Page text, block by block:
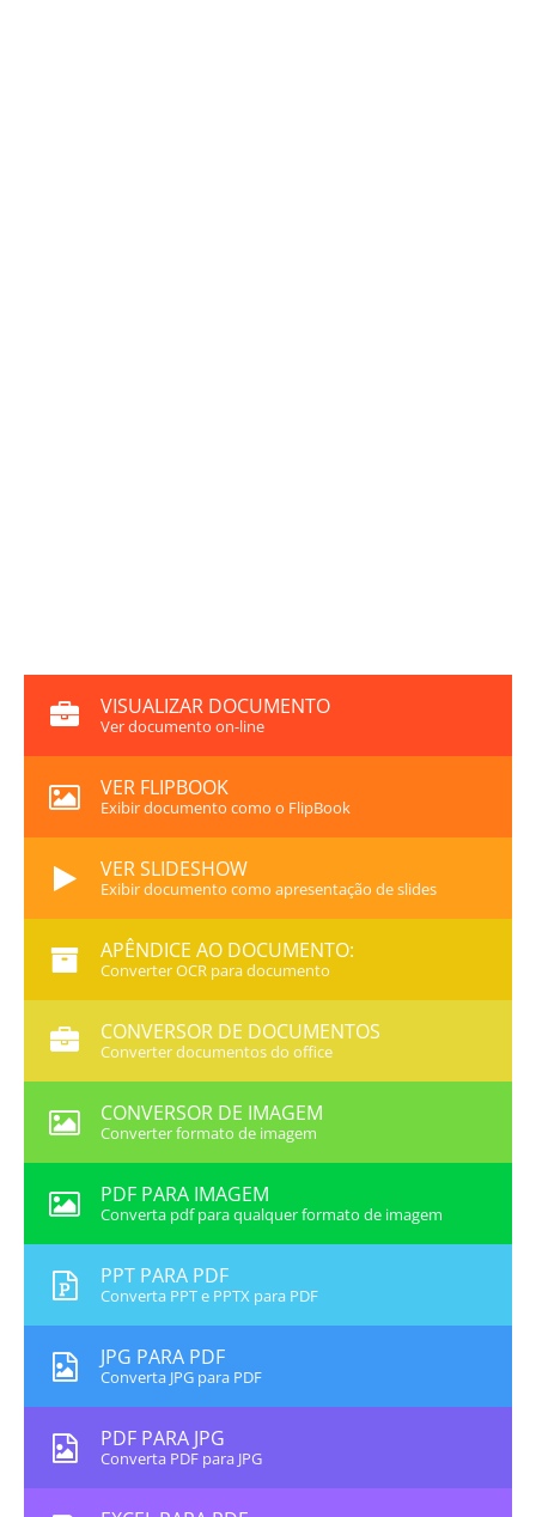
VISUALIZAR DOCUMENTO
Ver documento on-line
VER FLIPBOOK
Exibir documento como o FlipBook
VER SLIDESHOW
Exibir documento como apresentação de slides
APÊNDICE AO DOCUMENTO:
Converter OCR para documento
CONVERSOR DE DOCUMENTOS
Converter documentos do office
CONVERSOR DE IMAGEM
Converter formato de imagem
PDF PARA IMAGEM
Converta pdf para qualquer formato de imagem
PPT PARA PDF
Converta PPT e PPTX para PDF
JPG PARA PDF
Converta JPG para PDF
PDF PARA JPG
Converta PDF para JPG